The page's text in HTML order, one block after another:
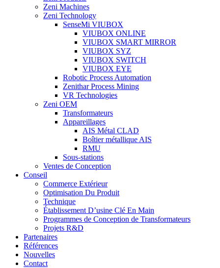
Zeni Machines
Zeni Technology
SenseMi VIUBOX
VIUBOX ONLINE
VIUBOX SMART MIRROR
VIUBOX SYZ
VIUBOX SWITCH
VIUBOX EYE
Robotic Process Automation
Zenithar Process Mining
VR Technologies
Zeni OEM
Transformateurs
Appareillages
AIS Métal CLAD
Boîtier métallique AIS
RMU
Sous-stations
Ventes de Conception
Conseil
Commerce Extérieur
Optimisation Du Produit
Technique
Établissement D’usine Clé En Main
Programmes de Conception de Transformateurs
Projets R&D
Partenaires
Références
Nouvelles
Contact